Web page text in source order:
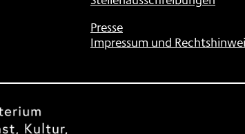
Presse
Impressum und